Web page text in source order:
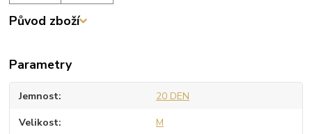
Původ zboží
Parametry
Jemnost 20 DEN
Velikost M